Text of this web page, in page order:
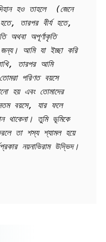
হও তাহলে  (জেনে
তারপর বীর্য হতে,
অথবা অপূর্ণাকৃতি
জন্য। আমি যা ইচ্ছা করি
তারপর আমি
পরিণত বয়সে
হয় এবং তোমাদের
বয়সে, যার ফলে
থাকেনা। তুমি ভূমিকে
তা শস্য শ্যামল হয়ে
নয়নাভিরাম উদ্ভিদ।